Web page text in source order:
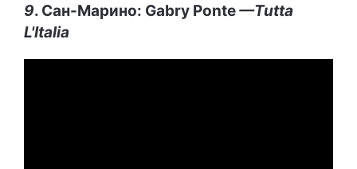
9. Сан-Марино: Gabry Ponte—Tutta
L'Italia